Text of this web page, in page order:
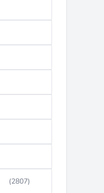
(2807)